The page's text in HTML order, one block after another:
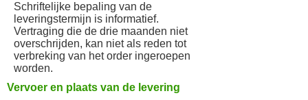
Schriftelijke bepaling van de
leveringstermijn is informatief.
Vertraging die de drie maanden niet
overschrijden, kan niet als reden tot
verbreking van het order ingeroepen
worden.
Vervoer en plaats van de levering